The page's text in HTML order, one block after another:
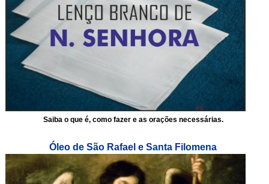
Saiba o que é, como fazer e as orações necessárias.
Óleo de São Rafael e Santa Filomena